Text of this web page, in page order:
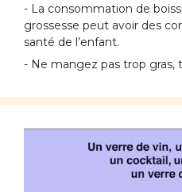
- La consommation de
grossesse peut avoir des
santé de l’enfant.
- Ne mangez pas trop gras,